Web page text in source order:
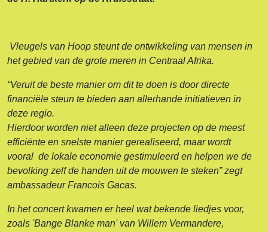
Vleugels van Hoop steunt de ontwikkeling van mensen in
het gebied van de grote meren in Centraal Afrika.
“Veruit de beste manier om dit te doen is door directe
financiële steun te bieden aan allerhande initiatieven in
deze regio.
Hierdoor worden niet alleen deze projecten op de meest
efficiënte en snelste manier gerealiseerd, maar wordt
vooral de lokale economie gestimuleerd en helpen we de
bevolking zelf de handen uit de mouwen te steken” zegt
ambassadeur Francois Gacas.
In het concert kwamen er heel wat bekende liedjes voor,
zoals 'Bange Blanke man' van Willem Vermandere,